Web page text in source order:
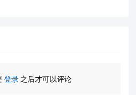
登录之后才可以评论